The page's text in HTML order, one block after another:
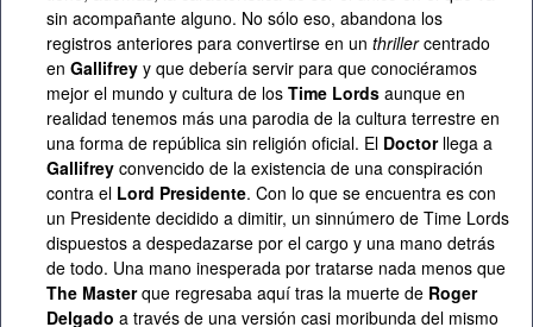
sin acompañante alguno. No sólo eso, abandona los
registros anteriores para convertirse en un thrillercentrado
en Gallifrey y que debería servir para que conociéramos
mejor el mundo y cultura de los Time Lords aunque en
realidad tenemos más una parodia de la cultura terrestre en
una forma de república sin religión oficial. El Doctorllega a
Gallifrey convencido de la existencia de una conspiración
contra el Lord Presidente. Con lo que se encuentra es con
un Presidente decidido a dimitir, un sinnúmero de Time Lords
dispuestos a despedazarse por el cargo y una mano detrás
de todo. Una mano inesperada por tratarse nada menos que
The Masterque regresaba aquí tras la muerte de Roger
Delgado a través de una versión casi moribunda del mismo